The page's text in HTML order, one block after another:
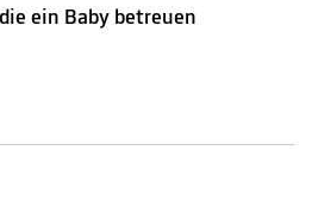
ein Baby betreuen